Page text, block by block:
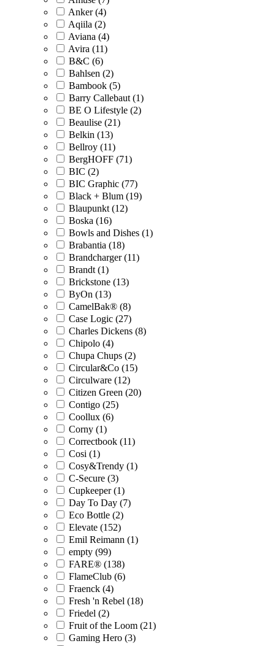
Anker (4)
Aqiila (2)
Aviana (4)
Avira (11)
B&C (6)
Bahlsen (2)
Bambook (5)
Barry Callebaut (1)
BE O Lifestyle (2)
Beaulise (21)
Belkin (13)
Bellroy (11)
BergHOFF (71)
BIC (2)
BIC Graphic (77)
Black + Blum (19)
Blaupunkt (12)
Boska (16)
Bowls and Dishes (1)
Brabantia (18)
Brandcharger (11)
Brandt (1)
Brickstone (13)
ByOn (13)
CamelBak® (8)
Case Logic (27)
Charles Dickens (8)
Chipolo (4)
Chupa Chups (2)
Circular&Co (15)
Circulware (12)
Citizen Green (20)
Contigo (25)
Coollux (6)
Corny (1)
Correctbook (11)
Cosi (1)
Cosy&Trendy (1)
C-Secure (3)
Cupkeeper (1)
Day To Day (7)
Eco Bottle (2)
Elevate (152)
Emil Reimann (1)
empty (99)
FARE® (138)
FlameClub (6)
Fraenck (4)
Fresh 'n Rebel (18)
Friedel (2)
Fruit of the Loom (21)
Gaming Hero (3)